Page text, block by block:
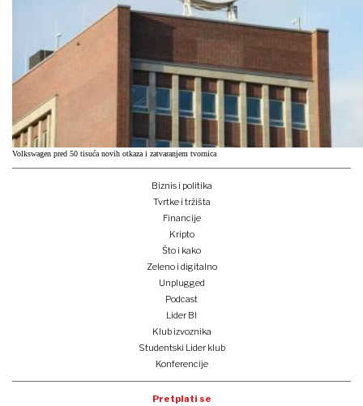
Volkswagen pred 50 tisuća novih otkaza i zatvaranjem tvornica
Biznis i politika
Tvrtke i tržišta
Financije
Kripto
Što i kako
Zeleno i digitalno
Unplugged
Podcast
Lider BI
Klub izvoznika
Studentski Lider klub
Konferencije
Pretplati se